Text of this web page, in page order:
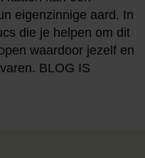
worden toegedient.
eigenzinnige aard. In
die je helpen om dit
waardoor jezelf en
BLOG IS